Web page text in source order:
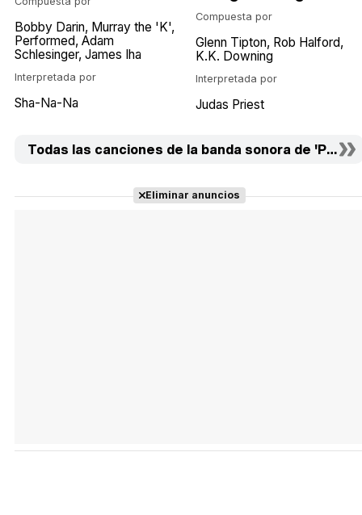
Bobby Darin Murray the 'K'
Performed Adam
Schlesinger James Iha
Interpretada por
Sha-Na-Na
Compuesta por
Glenn Tipton Rob Halford
K.K. Downing
Interpretada por
Judas Priest
Todas las canciones de la banda sonora de 'Papás
Eliminar anuncios